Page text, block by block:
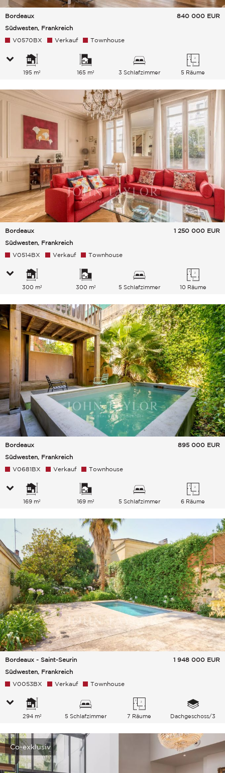
Bordeaux
Südwesten, Frankreich
840 000 EUR
V0570BX Verkauf Townhouse
195 m² 165 m² 3 Schlafzimmer 5 Räume
Bordeaux
Südwesten, Frankreich
1 250 000 EUR
V0514BX Verkauf Townhouse
300 m² 300 m² 5 Schlafzimmer 10 Räume
Bordeaux
Südwesten, Frankreich
895 000 EUR
V0681BX Verkauf Townhouse
169 m² 169 m² 5 Schlafzimmer 6 Räume
Bordeaux - Saint-Seurin
Südwesten, Frankreich
1 948 000 EUR
V0053BX Verkauf Townhouse
294 m² 5 Schlafzimmer 7 Räume Dachgeschoss/3
Co-exklusiv